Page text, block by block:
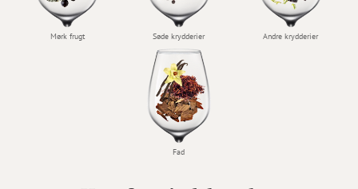
Mørk frugt Søde krydderier Andre krydderier
Fad